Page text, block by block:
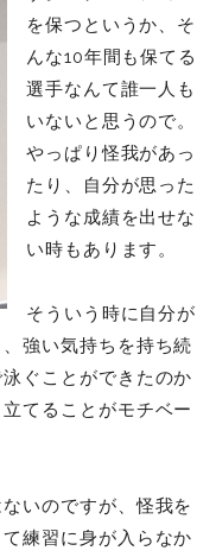
を保つというか、そ
んな10年間も保てる
選手なんて誰一人も
いないと思うので。
やっぱり怪我があっ
たり、自分が思った
ような成績を出せな
い時もあります。
そういう時に自分が
強い気持ちを持ち続
ぐことができたのか
てることがモチベー
いのですが、怪我を
練習に身が入らなか